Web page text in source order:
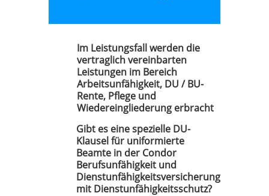
Im Leistungsfall werden die
vertraglich vereinbarten
Leistungen im Bereich
Arbeitsunfähigkeit, DU / BU-
Rente, Pflege und
Wiedereingliederung erbracht
Gibt es eine spezielle DU-
Klausel für uniformierte
Beamte in der Condor
Berufsunfähigkeit und
Dienstunfähigkeitsversicherung
mit Dienstunfähigkeitsschutz?